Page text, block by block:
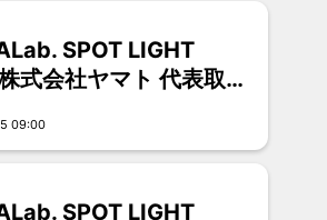
SPOT LIGHT
式会社ヤマト 代表取締
志さん
09:00
SPOT LIGHT